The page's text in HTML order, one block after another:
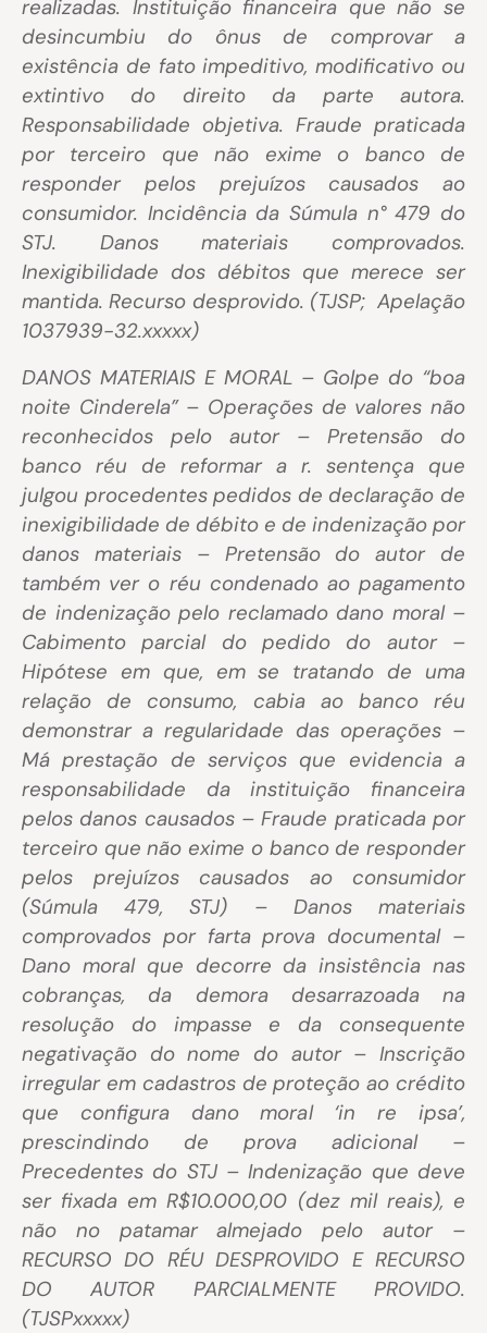
realizadas. Instituição financeira que não se
desincumbiu do ônus de comprovar a
existência de fato impeditivo, modificativo ou
extintivo do direito da parte autora.
Responsabilidade objetiva. Fraude praticada
por terceiro que não exime o banco de
responder pelos prejuízos causados ao
consumidor. Incidência da Súmula n° 479 do
STJ. Danos materiais comprovados.
Inexigibilidade dos débitos que merece ser
mantida. Recurso desprovido. (TJSP; Apelação
1037939-32.xxxxx)
DANOS MATERIAIS E MORAL – Golpe do “boa
noite Cinderela” – Operações de valores não
reconhecidos pelo autor – Pretensão do
banco réu de reformar a r. sentença que
julgou procedentes pedidos de declaração de
inexigibilidade de débito e de indenização por
danos materiais – Pretensão do autor de
também ver o réu condenado ao pagamento
de indenização pelo reclamado dano moral –
Cabimento parcial do pedido do autor –
Hipótese em que, em se tratando de uma
relação de consumo, cabia ao banco réu
demonstrar a regularidade das operações –
Má prestação de serviços que evidencia a
responsabilidade da instituição financeira
pelos danos causados – Fraude praticada por
terceiro que não exime o banco de responder
pelos prejuízos causados ao consumidor
(Súmula 479, STJ) – Danos materiais
comprovados por farta prova documental –
Dano moral que decorre da insistência nas
cobranças, da demora desarrazoada na
resolução do impasse e da consequente
negativação do nome do autor – Inscrição
irregular em cadastros de proteção ao crédito
que configura dano moral ‘in re ipsa’,
prescindindo de prova adicional –
Precedentes do STJ – Indenização que deve
ser fixada em R$10.000,00 (dez mil reais), e
não no patamar almejado pelo autor –
RECURSO DO RÉU DESPROVIDO E RECURSO
DO AUTOR PARCIALMENTE PROVIDO.
(TJSPxxxxx)